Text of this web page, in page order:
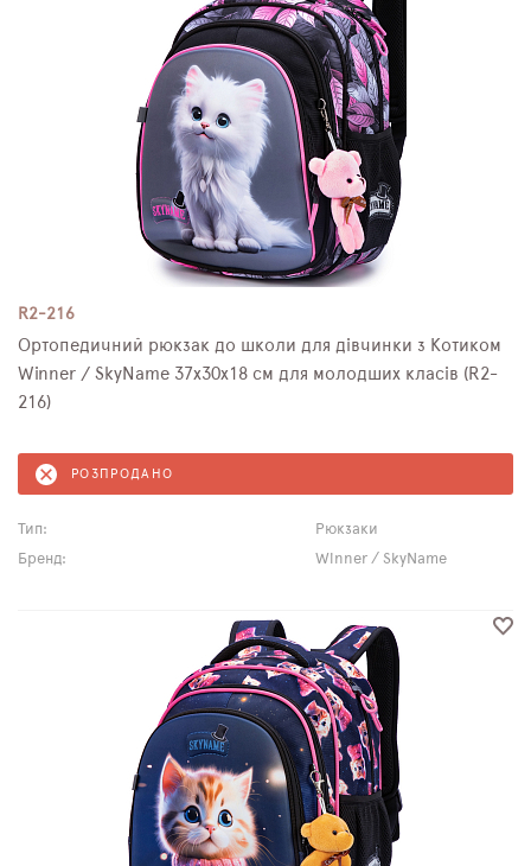
R2-216
Ортопедичний рюкзак до школи для дівчинки з Котиком
Winner / SkyName 37х30х18 см для молодших класів (R2-
216)
РОЗПРОДАНО
Тип:
Рюкзаки
Бренд:
Winner / SkyName